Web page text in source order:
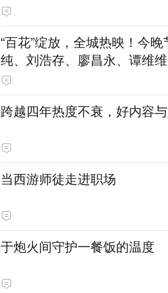
“百花”绽放，全城热映！今
纯、刘浩存、廖昌永、谭维
跨越四年热度不衰，好内容
当西游师徒走进职场
于炮火间守护一餐饭的温度